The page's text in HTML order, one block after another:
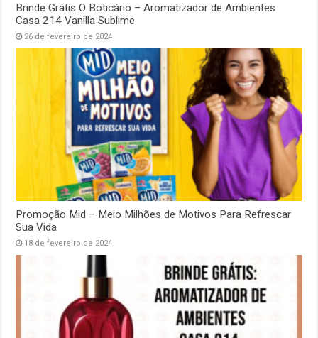
Brinde Grátis O Boticário – Aromatizador de Ambientes
Casa 214 Vanilla Sublime
26 de fevereiro de 2024
Promoção Mid – Meio Milhões de Motivos Para Refrescar
Sua Vida
18 de fevereiro de 2024